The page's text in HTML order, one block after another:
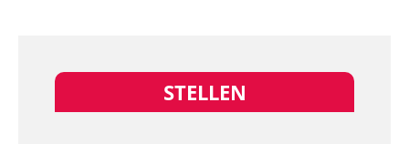
STELLEN